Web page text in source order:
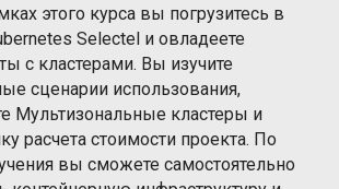
этого курса вы погрузитесь в
Selectel и овладеете
с кластерами. Вы изучите
сценарии использования,
Мультизональные кластеры и
расчета стоимости проекта. По
вы сможете самостоятельно